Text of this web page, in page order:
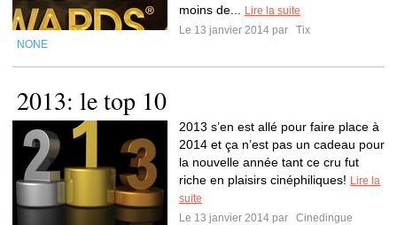
moins de...
Lire la suite
Le 13 janvier 2014 par
Tix
NONE
2013: le top 10
2013 s’en est allé pour faire place à
2014 et ça n’est pas un cadeau pour
la nouvelle année tant ce cru fut
riche en plaisirs cinéphiliques! Lire la
suite
Le 13 janvier 2014 par
Cinedingue